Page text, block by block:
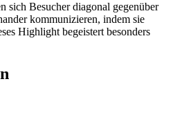
sich Besucher diagonal gegenüber
kommunizieren, indem sie
Highlight begeistert besonders